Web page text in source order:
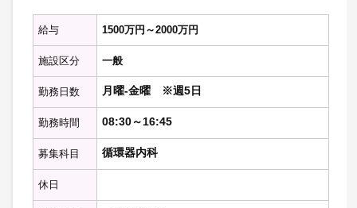
名）
土日 ※2人当直（内科1名、外科1
名）
・当直環境
専用個室あり、室内デスクあり、室内テ
レビあり
※検食あり
※記載の件数等は目安の数字です。
給与 1500万円～2000万円
施設区分 一般
勤務日数 月曜-金曜 ※週5日
勤務時間 08:30～16:45
募集科目 循環器内科
休日